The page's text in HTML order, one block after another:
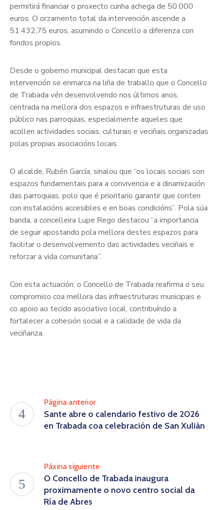
permitirá financiar o proxecto cunha achega de 50.000
euros. O orzamento total da intervención ascende a
51.432,75 euros, asumindo o Concello a diferenza con
fondos propios.
Desde o goberno municipal destacan que esta
intervención se enmarca na liña de traballo que o Concello
de Trabada vén desenvolvendo nos últimos anos,
centrada na mellora dos espazos e infraestruturas de uso
público nas parroquias, especialmente aqueles que
acollen actividades sociais, culturais e veciñais organizadas
polas propias asociacións locais.
O alcalde, Rubén García, sinalou que “os locais sociais son
espazos fundamentais para a convivencia e a dinamización
das parroquias, polo que é prioritario garantir que conten
con instalacións accesibles e en boas condicións”. Pola súa
banda, a concelleira Lupe Rego destacou “a importancia
de seguir apostando pola mellora destes espazos para
facilitar o desenvolvemento das actividades veciñais e
reforzar a vida comunitaria”.
Con esta actuación, o Concello de Trabada reafirma o seu
compromiso coa mellora das infraestruturas municipais e
co apoio ao tecido asociativo local, contribuíndo a
fortalecer a cohesión social e a calidade de vida da
veciñanza.
Página anterior
Sante abre o calendario festivo de 2026
en Trabada coa celebración de San Xulián
Páxina siguiente
O Concello de Trabada inaugura
proximamente o novo centro social da
Ría de Abres